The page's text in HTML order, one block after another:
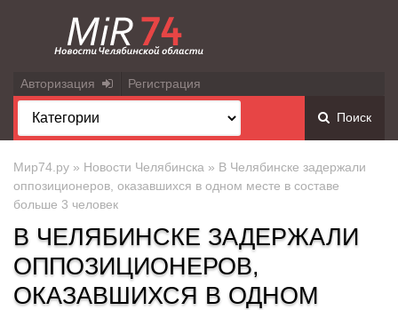
Авторизация Регистрация
Поиск
Мир74.ру » Новости Челябинска » В Челябинске задержали
оппозиционеров, оказавшихся в одном месте в составе
больше 3 человек
В ЧЕЛЯБИНСКЕ ЗАДЕРЖАЛИ
ОППОЗИЦИОНЕРОВ,
ОКАЗАВШИХСЯ В ОДНОМ